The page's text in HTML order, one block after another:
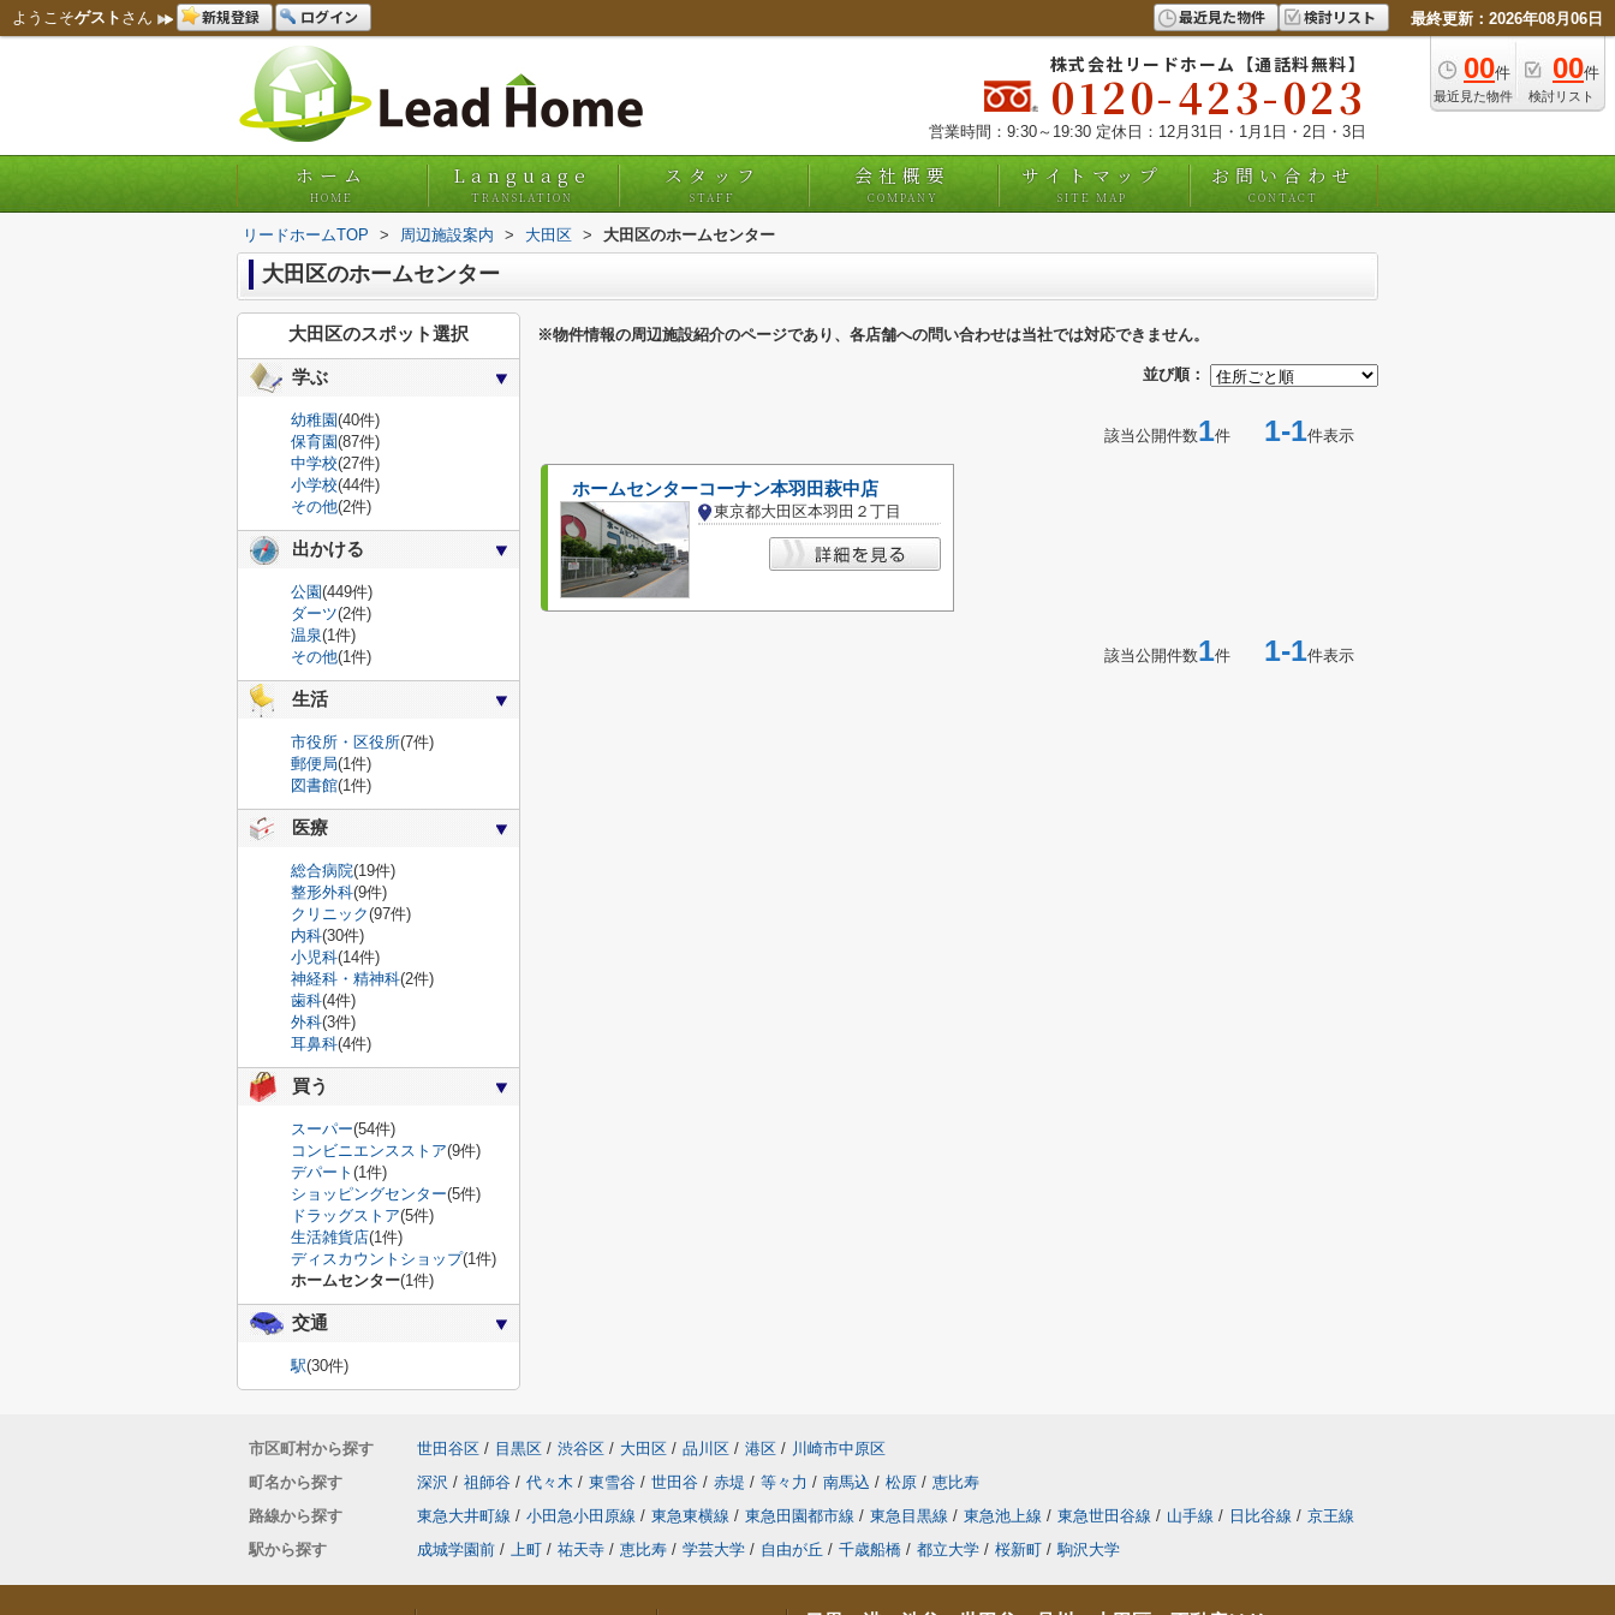
ようこそゲスト さん 新規登録 ログイン 最近見た物件 検討リスト 最終更新：2026年08月06日
00件
最近見た物件
00件
検討リスト
株式会社リードホーム【通話料無料】
0120-423-023
営業時間：9:30～19:30 定休日：12月31日・1月1日・2日・3日
ホーム
HOME
Language
TRANSLATION
スタッフ
STAFF
会社概要
COMPANY
サイトマップ
SITE MAP
お問い合わせ
CONTACT
リードホームTOP > 周辺施設案内 > 大田区 > 大田区のホームセンター
大田区のホームセンター
※物件情報の周辺施設紹介のページであり、各店舗への問い合わせは当社では対応できません。
並び順：
該当公開件数1件 1-1件表示
ホームセンターコーナン本羽田萩中店
東京都大田区本羽田２丁目
該当公開件数1件 1-1件表示
大田区のスポット選択
学ぶ
幼稚園(40件)
保育園(87件)
中学校(27件)
小学校(44件)
その他(2件)
出かける
公園(449件)
ダーツ(2件)
温泉(1件)
その他(1件)
生活
市役所・区役所(7件)
郵便局(1件)
図書館(1件)
医療
総合病院(19件)
整形外科(9件)
クリニック(97件)
内科(30件)
小児科(14件)
神経科・精神科(2件)
歯科(4件)
外科(3件)
耳鼻科(4件)
買う
スーパー(54件)
コンビニエンスストア(9件)
デパート (1件)
ショッピングセンター(5件)
ドラッグストア(5件)
生活雑貨店(1件)
ディスカウントショップ(1件)
ホームセンター(1件)
交通
駅(30件)
市区町村から探す 世田谷区 / 目黒区 / 渋谷区 / 大田区 / 品川区 / 港区 / 川崎市中原区
町名から探す
深沢 / 祖師谷 / 代々木 / 東雪谷 / 世田谷 / 赤堤 / 等々力 / 南馬込 / 松原 / 恵比寿
路線から探す
東急大井町線 / 小田急小田原線 / 東急東横線 / 東急田園都市線 / 東急目黒線 / 東急池上線 / 東急世田谷線 / 山手線 / 日比谷線 / 京王線
駅から探す
成城学園前 / 上町 / 祐天寺 / 恵比寿 / 学芸大学 / 自由が丘 / 千歳船橋 / 都立大学 / 桜新町 / 駒沢大学